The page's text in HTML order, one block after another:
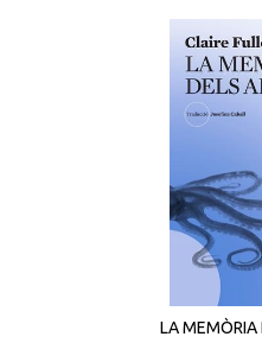
LA MEMÒRIA